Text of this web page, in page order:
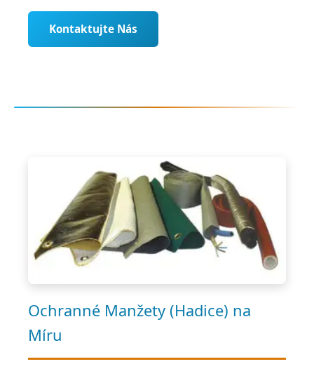
Kontaktujte Nás
Ochranné Manžety (Hadice) na
Míru